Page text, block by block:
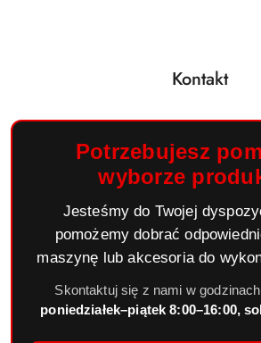
Kontakt
Potrzebujesz
wyborze
Jesteśmy do Twojej
pomożemy dobrać
maszynę lub akcesoria do
Skontaktuj się z nami w
poniedziałek–piątek 8:00–16:00,